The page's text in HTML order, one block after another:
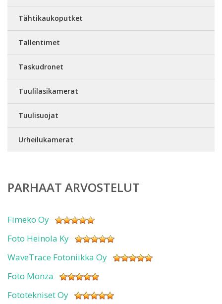
Tähtikaukoputket
Tallentimet
Taskudronet
Tuulilasikamerat
Tuulisuojat
Urheilukamerat
PARHAAT ARVOSTELUT
Fimeko Oy
Foto Heinola Ky
WaveTrace Fotoniikka Oy
Foto Monza
Fototekniset Oy